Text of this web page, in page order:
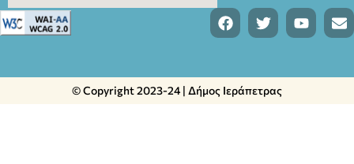
© Copyright 2023-24 | Δήμος Ιεράπετρας